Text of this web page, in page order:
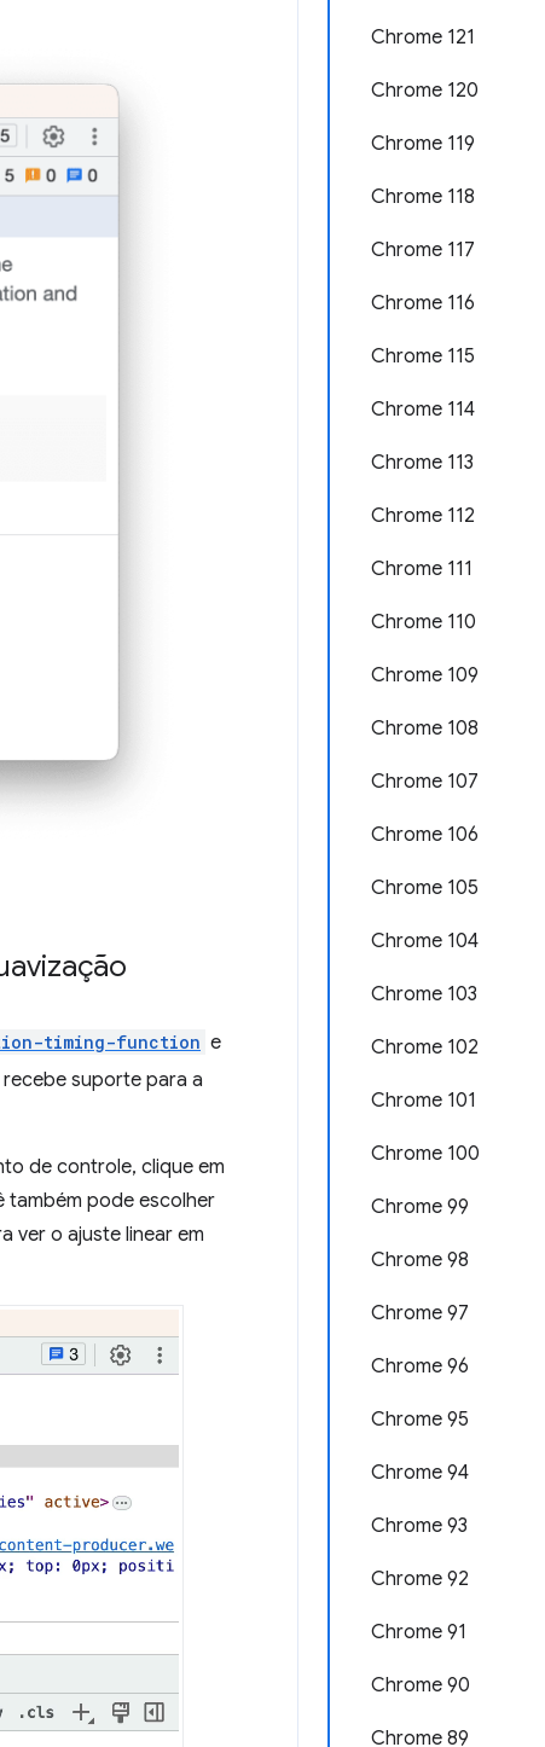
Chrome 121
Chrome 120
Chrome 119
Chrome 118
Chrome 117
Chrome 116
Chrome 115
Chrome 114
Chrome 113
Chrome 112
Chrome 111
Chrome 110
Chrome 109
Chrome 108
Chrome 107
Chrome 106
Chrome 105
Chrome 104
Chrome 103
Chrome 102
Chrome 101
Chrome 100
Chrome 99
Chrome 98
Chrome 97
Chrome 96
Chrome 95
Chrome 94
Chrome 93
Chrome 92
Chrome 91
Chrome 90
Chrome 89
timing-function e
recebe suporte para a
de controle, clique em
também pode escolher
ver o ajuste linear em